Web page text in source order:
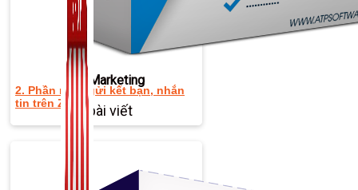
Zalo Marketing
104 bài viết
New
2. Phần mềm gửi kết bạn, nhắn
tin trên Zalo